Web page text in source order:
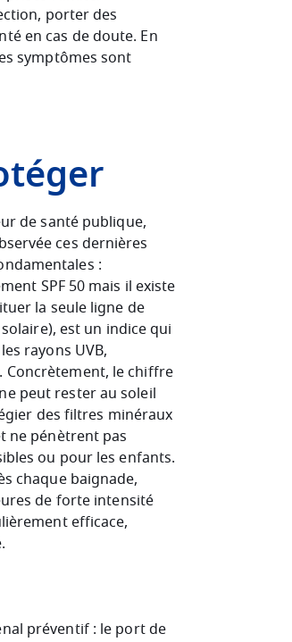
porter des
en cas de doute. En
symptômes sont
de santé publique,
ces dernières
:
SPF 50 mais il existe
la seule ligne de
est un indice qui
rayons UVB,
Concrètement, le chiffre
peut rester au soleil
des filtres minéraux
ne pénètrent pas
ou pour les enfants.
chaque baignade,
de forte intensité
efficace,
préventif : le port de